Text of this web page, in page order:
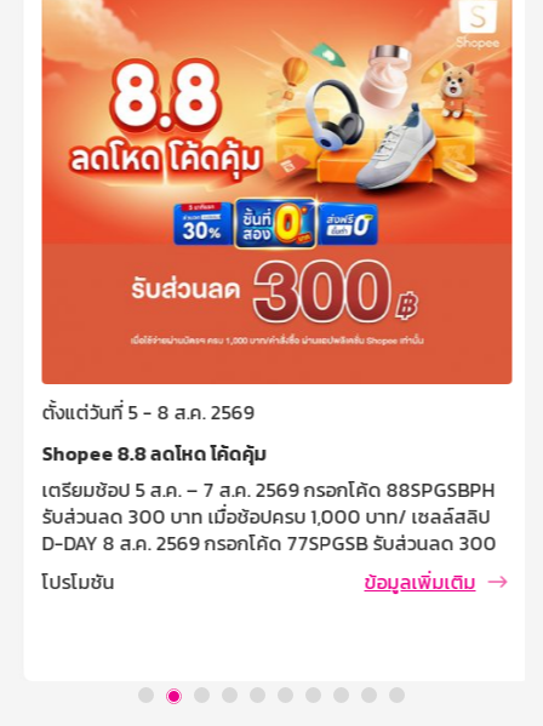
ตั้งแต่วันที่ 5 - 8 ส.ค. 2569
Shopee 8.8 ลดโหด โค้ดคุ้ม
เตรียมช้อป 5 ส.ค. – 7 ส.ค. 2569 กรอกโค้ด 88SPGSBPH
รับส่วนลด 300 บาท เมื่อช้อปครบ 1,000 บาท/ เซลล์สลิป
D-DAY 8 ส.ค. 2569 กรอกโค้ด 77SPGSB รับส่วนลด 300
บาท เมื่อช้อปครบ 1,000 บาท/ เซลล์ซสลิป เงื่อนไขและข้อ
กำหนด โค้ดส่วนลด 300 บาท เมื่อมียอดใช้จ่ายผ่านบัตร
โค้ด ตลอดรายการ) จำกัด [...]
โปรโมชัน ข้อมูลเพิ่มเติม